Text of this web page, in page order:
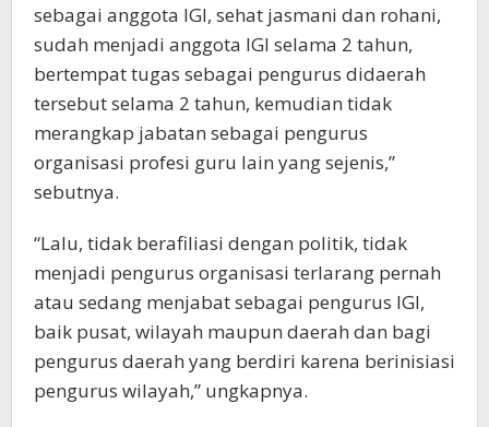
sebagai anggota IGI, sehat jasmani dan rohani,
sudah menjadi anggota IGI selama 2 tahun,
bertempat tugas sebagai pengurus didaerah
tersebut selama 2 tahun, kemudian tidak
merangkap jabatan sebagai pengurus
organisasi profesi guru lain yang sejenis,”
sebutnya.
“Lalu, tidak berafiliasi dengan politik, tidak
menjadi pengurus organisasi terlarang pernah
atau sedang menjabat sebagai pengurus IGI,
baik pusat, wilayah maupun daerah dan bagi
pengurus daerah yang berdiri karena berinisiasi
pengurus wilayah,” ungkapnya.